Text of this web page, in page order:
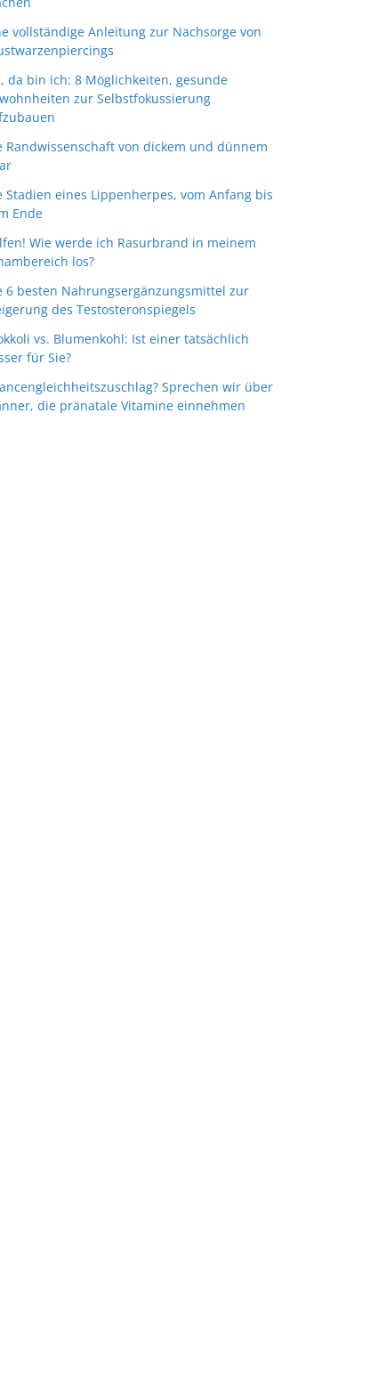
vollständige Anleitung zur Nachsorge von
da bin ich: 8 Möglichkeiten, gesunde
zur Selbstfokussierung
Randwissenschaft von dickem und dünnem
Stadien eines Lippenherpes, vom Anfang bis
Ende
Wie werde ich Rasurbrand in meinem
los?
6 besten Nahrungsergänzungsmittel zur
des Testosteronspiegels
vs. Blumenkohl: Ist einer tatsächlich
für Sie?
Sprechen wir über
die pränatale Vitamine einnehmen